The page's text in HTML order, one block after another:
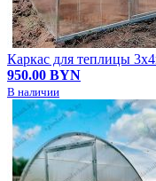
Каркас для теплицы
950.00 BYN
В наличии